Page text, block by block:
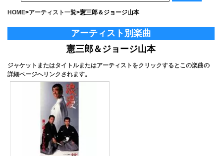
HOME>アーティスト一覧>憲三郎＆ジョージ山本
アーティスト別楽曲
憲三郎＆ジョージ山本
ジャケットまたはタイトルまたはアーティストをクリックするとこの楽曲の
詳細ページへリンクされます。